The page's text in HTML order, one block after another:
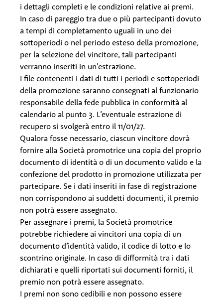
i dettagli completi e le condizioni relative ai premi.
In caso di pareggio tra due o più partecipanti dovuto
a tempi di completamento uguali in uno dei
sottoperiodi o nel periodo esteso della promozione,
per la selezione del vincitore, tali partecipanti
verranno inseriti in un’estrazione.
I file contenenti i dati di tutti i periodi e sottoperiodi
della promozione saranno consegnati al funzionario
responsabile della fede pubblica in conformità al
calendario al punto 3. L’eventuale estrazione di
recupero si svolgerà entro il 11/01/27.
Qualora fosse necessario, ciascun vincitore dovrà
fornire alla Società promotrice una copia del proprio
documento di identità o di un documento valido e la
confezione del prodotto in promozione utilizzata per
partecipare. Se i dati inseriti in fase di registrazione
non corrispondono ai suddetti documenti, il premio
non potrà essere assegnato.
Per assegnare i premi, la Società promotrice
potrebbe richiedere ai vincitori una copia di un
documento d’identità valido, il codice di lotto e lo
scontrino originale. In caso di difformità tra i dati
dichiarati e quelli riportati sui documenti forniti, il
premio non potrà essere assegnato.
I premi non sono cedibili e non possono essere